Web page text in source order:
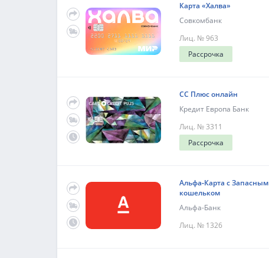
Карта «Халва»
Совкомбанк
Лиц. № 963
Рассрочка
СС Плюс онлайн
Кредит Европа Банк
Лиц. № 3311
Рассрочка
Альфа‑Карта с Запасным
кошельком
Альфа-Банк
Лиц. № 1326